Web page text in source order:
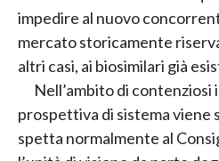
impedire al nuovo
mercato storicamente
altri casi, ai biosimilari già
Nell’ambito di contenziosi
prospettiva di sistema viene
spetta normalmente al